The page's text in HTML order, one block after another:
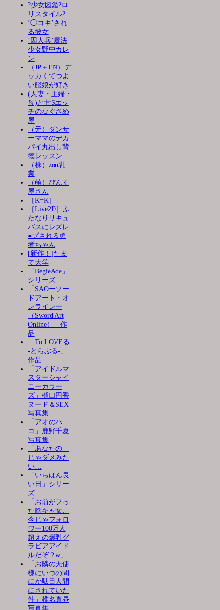
?少女図鑑?ロ
リスタイル?
’◯コキ’され
る彼女
’囚人兵’魔法
少女野中カレ
ン
（JP＋EN）デ
ッカくてつよ
い艦娘が好き
(人妻・主婦・
母)と甘Sエッ
チのなぐさめ
屋
（元）ダンサ
ーママのデカ
パイ丸出し背
徳レッスン
（株）zou乳
業
（萌）ぴんく
屋さん
［K=K］
［Live2D］ふ
たなりサキュ
バスにレズレ
●プされる勇
者ちゃん
[新作！]たま
て大学
「BegieAde」
シリーズ
「SAOーソー
ドアート・オ
ンラインー
（Sword Art
Online）」作
品
「To LOVEる
-とらぶる-」
作品
「アイドルマ
スターシャイ
ニーカラー
ズ」樋口円香
ヌード＆SEX
写真集
「アオのハ
コ」鹿野千夏
写真集
「あなたの」
じゃダメみた
い…
「いちばん長
い日」シリー
ズ
「お前がフっ
た陰キャ女、
今じゃフォロ
ワー100万人
超えの爆乳グ
ラビアアイド
ルだぞ？w」
「お隣の天使
様にいつの間
にか駄目人間
にされていた
件」椎名真昼
写真集